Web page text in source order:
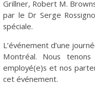
Grillner, Robert M.
par le Dr Serge
spéciale.
L’événement d’une
Montréal. Nous
employé(e)s et nos
cet événement.